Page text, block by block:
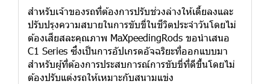
สำหรับเจ้าของรถที่ต้องการปรับช่วงล่างให้เตี้ยลงและ
ปรับปรุงความสบายในการขับขี่ในชีวิตประจำวันโดยไม่
ต้องเสียสละคุณภาพ MaXpeedingRods ขอนำเสนอ
C1 Series ซึ่งเป็นการอัปเกรดอัจฉริยะที่ออกแบบมา
สำหรับผู้ที่ต้องการประสบการณ์การขับขี่ที่ดีขึ้นโดยไม่
ต้องปรับแต่งรถให้เหมาะกับสนามแข่ง